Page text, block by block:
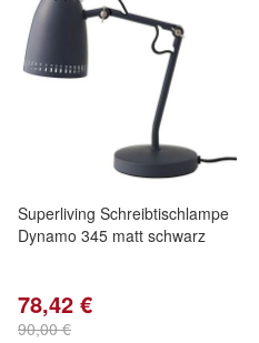
Superliving Schreibtischlampe
Dynamo 345 matt schwarz
78,42 €
90,00 €